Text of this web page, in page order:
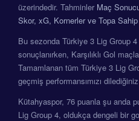
üzerindedir. Tahminler Maç
Skor, xG, Kornerler ve Topa
Bu sezonda Türkiye 3 Lig Group 4
sonuçlanırken, Karşılıklı Gol
Tamamlanan tüm Türkiye 3 Lig
geçmiş performansımızı
Kütahyaspor, 76 puanla şu anda
Lig Group 4, oldukça dengeli bir